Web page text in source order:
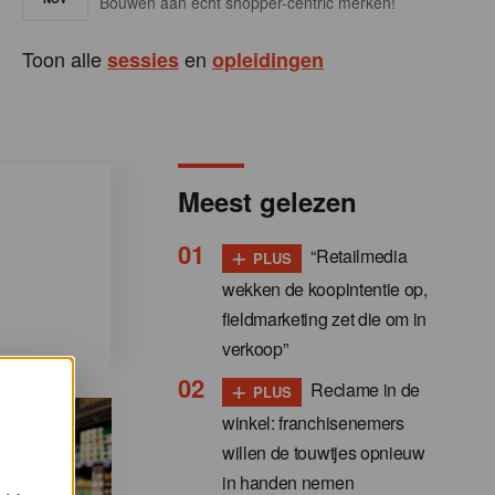
Toon allesessiesen opleidingen
Meest gelezen
+ PLUS
“Retailmedia
wekken de koopintentie op,
fieldmarketing zet die om in
verkoop”
+ PLUS
Reclame in de
winkel: franchisenemers
willen de touwtjes opnieuw
in handen nemen